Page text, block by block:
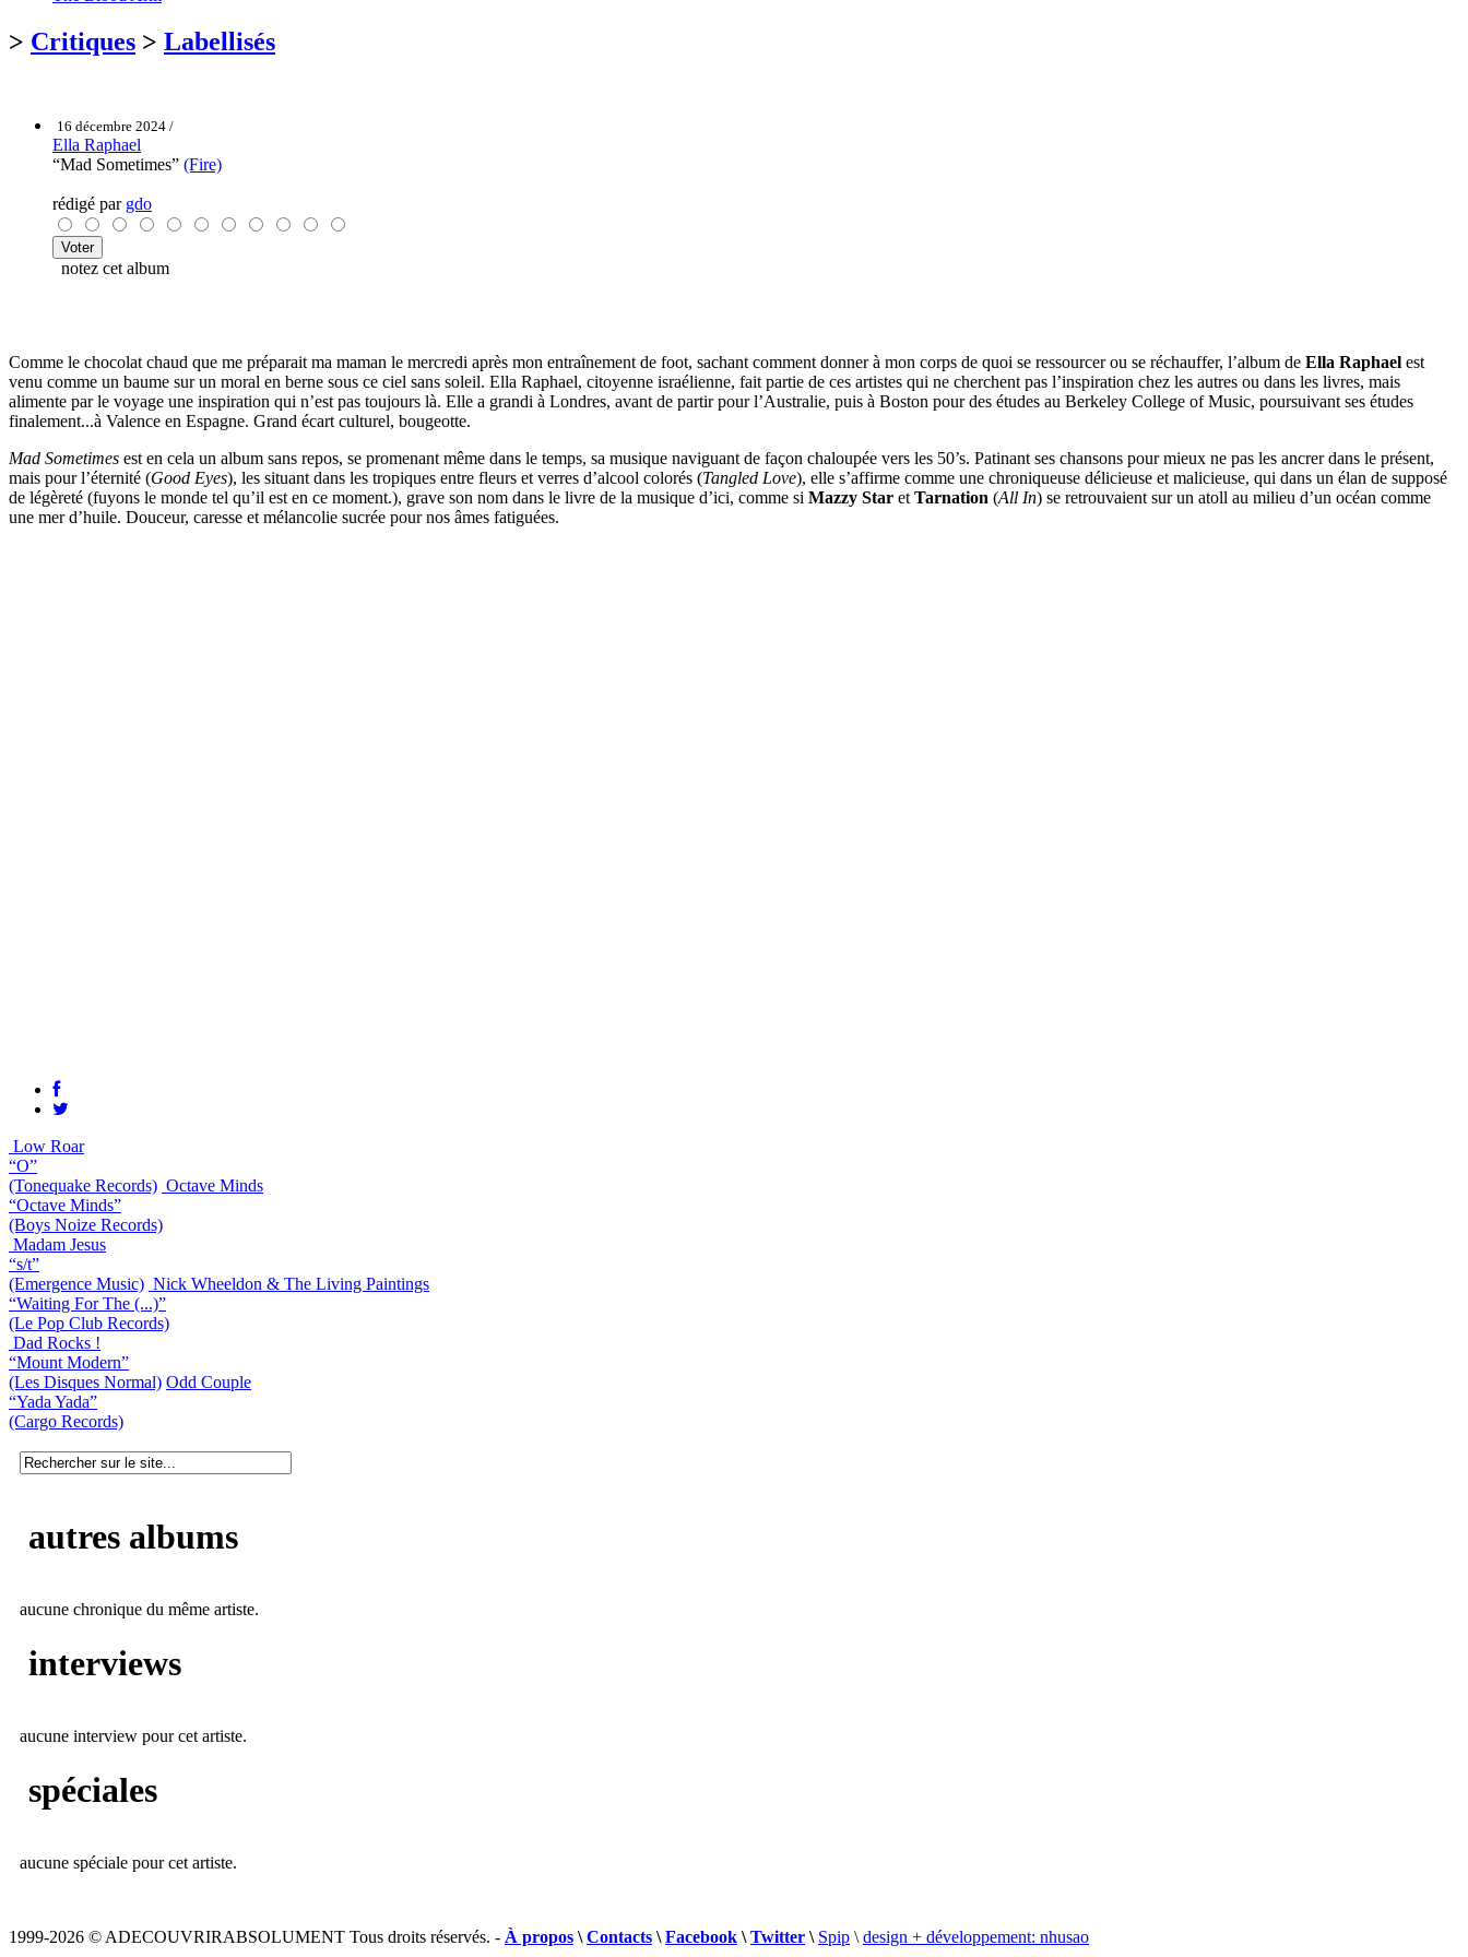
> Critiques > Labellisés
16 décembre 2024 /
Ella Raphael
“Mad Sometimes” (Fire)
rédigé par gdo
notez cet album
Comme le chocolat chaud que me préparait ma maman le mercredi après mon entraînement de foot, sachant comment donner à mon corps de quoi se ressourcer ou se réchauffer, l’album de Ella Raphael est
venu comme un baume sur un moral en berne sous ce ciel sans soleil. Ella Raphael, citoyenne israélienne, fait partie de ces artistes qui ne cherchent pas l’inspiration chez les autres ou dans les livres, mais
alimente par le voyage une inspiration qui n’est pas toujours là. Elle a grandi à Londres, avant de partir pour l’Australie, puis à Boston pour des études au Berkeley College of Music, poursuivant ses études
finalement...à Valence en Espagne. Grand écart culturel, bougeotte.
Mad Sometimes est en cela un album sans repos, se promenant même dans le temps, sa musique naviguant de façon chaloupée vers les 50’s. Patinant ses chansons pour mieux ne pas les ancrer dans le présent,
mais pour l’éternité (Good Eyes), les situant dans les tropiques entre fleurs et verres d’alcool colorés (Tangled Love), elle s’affirme comme une chroniqueuse délicieuse et malicieuse, qui dans un élan de supposé
de légèreté (fuyons le monde tel qu’il est en ce moment.), grave son nom dans le livre de la musique d’ici, comme si Mazzy Star et Tarnation (All In) se retrouvaient sur un atoll au milieu d’un océan comme
une mer d’huile. Douceur, caresse et mélancolie sucrée pour nos âmes fatiguées.
Low Roar
“O”
(Tonequake Records) Octave Minds
“Octave Minds”
(Boys Noize Records)
Madam Jesus
“s/t”
(Emergence Music) Nick Wheeldon & The Living Paintings
“Waiting For The (...)”
(Le Pop Club Records)
Dad Rocks !
“Mount Modern”
(Les Disques Normal) Odd Couple
“Yada Yada”
(Cargo Records)
autres albums
aucune chronique du même artiste.
interviews
aucune interview pour cet artiste.
spéciales
aucune spéciale pour cet artiste.
1999-2026 © ADECOUVRIRABSOLUMENT Tous droits réservés. - À propos \Contacts \Facebook \Twitter \ Spip \ design + développement: nhusao